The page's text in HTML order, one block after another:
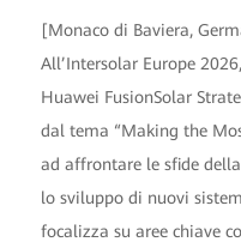
[Monaco di Baviera,
All’Intersolar Europe
Huawei FusionSolar
dal tema “Making the
ad affrontare le sfide
lo sviluppo di nuovi
focalizza su aree chiave